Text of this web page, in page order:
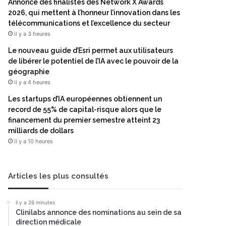
Annonce des finalistes des Network X Awards
2026, qui mettent à l’honneur l’innovation dans les
télécommunications et l’excellence du secteur
il y a 3 heures
Le nouveau guide d’Esri permet aux utilisateurs
de libérer le potentiel de l’IA avec le pouvoir de la
géographie
il y a 4 heures
Les startups d’IA européennes obtiennent un
record de 55% de capital-risque alors que le
financement du premier semestre atteint 23
milliards de dollars
il y a 10 heures
Articles les plus consultés
il y a 26 minutes
Clinilabs annonce des nominations au sein de sa
direction médicale